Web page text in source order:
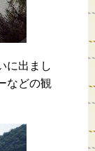
に出まし
などの観